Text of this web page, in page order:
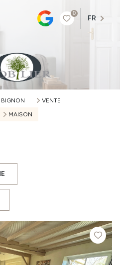
0
FR
BIGNON
VENTE
MAISON